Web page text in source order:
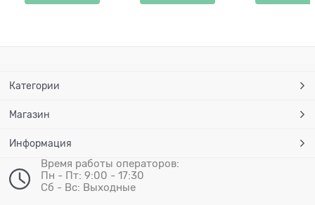
Категории
Магазин
Информация
Время работы операторов:
Пн - Пт: 9:00 - 17:30
Сб - Вс: Выходные